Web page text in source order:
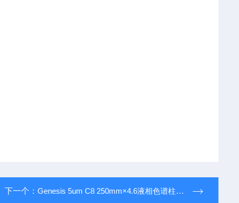
下一个： Genesis 5um C8 250mm×4.6液相色谱柱Genesis（HICHGEN-5C8-250D）